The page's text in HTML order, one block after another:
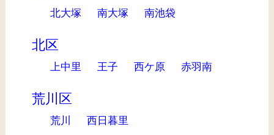
北大塚 南大塚 南池袋
北区
上中里 王子 西ケ原 赤羽南
荒川区
荒川 西日暮里